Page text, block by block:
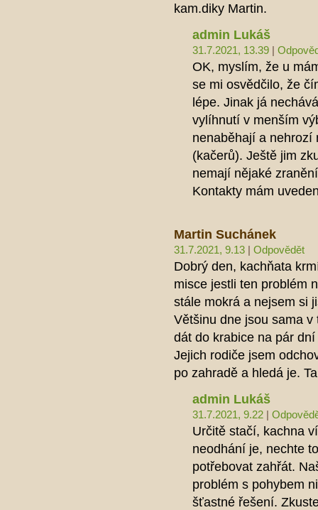
kam.diky Martin.
admin Lukáš
31.7.2021, 13.39
OK, myslím, že u
se mi osvědčilo, že
lépe. Jinak já
vylíhnutí v menším
nenaběhají a nehrozí
(kačerů). Ještě jim
nemají nějaké
Kontakty mám
Martin Suchánek
31.7.2021, 9.13 Odpovědět
Dobrý den, kachňata
misce jestli ten problém
stále mokrá a nejsem si
Většinu dne jsou sama
dát do krabice na pár
Jejich rodiče jsem
po zahradě a hledá je.
admin Lukáš
31.7.2021, 9.22
Určitě stačí, kachna
neodhání je, nechte
potřebovat zahřát.
problém s pohybem
šťastné řešení.